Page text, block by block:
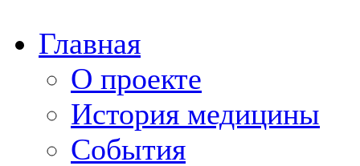
Главная
О проекте
История медицины
События